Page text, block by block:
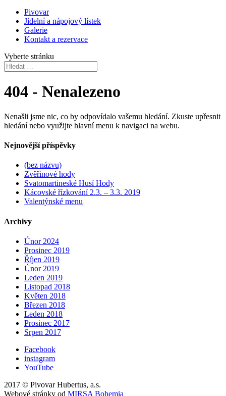
Pivovar
Jídelní a nápojový lístek
Galerie
Kontakt a rezervace
Vyberte stránku
404 - Nenalezeno
Nenašli jsme nic, co by odpovídalo vašemu hledání. Zkuste upřesnit
hledání nebo využijte hlavní menu k navigaci na webu.
Nejnovější příspěvky
(bez názvu)
Zvěřinové hody
Svatomartineské Husí Hody
Kácovské řízkování 2.3. – 3.3. 2019
Valentýnské menu
Archivy
Únor 2024
Prosinec 2019
Říjen 2019
Únor 2019
Leden 2019
Listopad 2018
Květen 2018
Březen 2018
Leden 2018
Prosinec 2017
Srpen 2017
Facebook
instagram
YouTube
2017 © Pivovar Hubertus, a.s.
Webové stránky od MIRSA Bohemia